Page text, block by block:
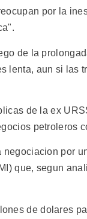
por la
de la
lenta, aun si las
de la ex
petroleros
por
que, segun
de dolares